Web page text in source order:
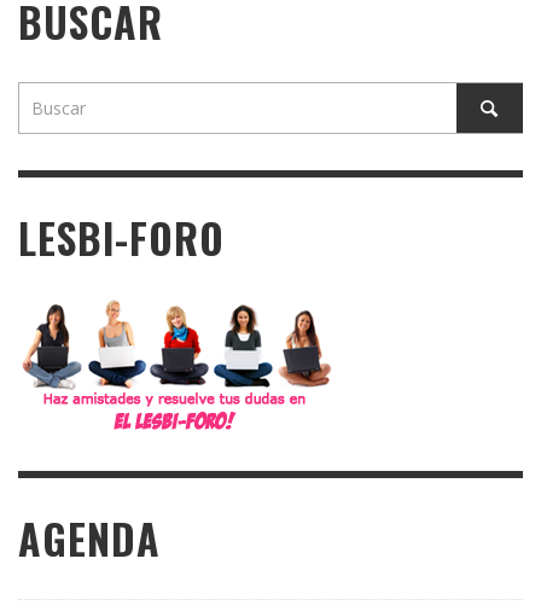
BUSCAR
LESBI-FORO
AGENDA